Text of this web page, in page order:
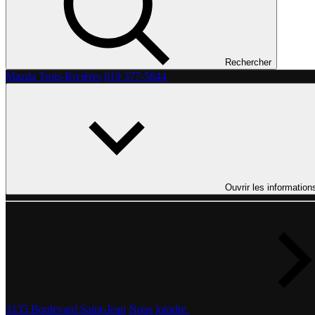
Rechercher
Mazda Trois-Rivières 819 377-5844
Ouvrir les
3135 Boulevard Saint-Jean Nous joindre